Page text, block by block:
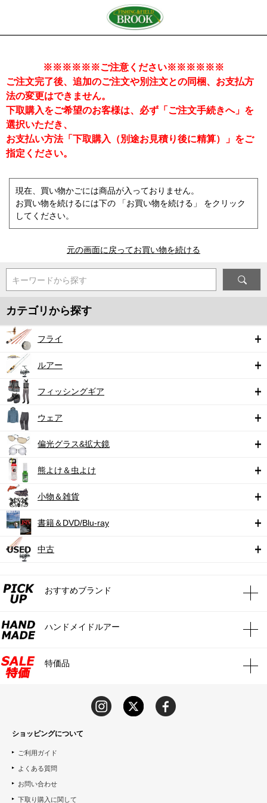
※※※※※※ご注意ください※※※※※※
ご注文完了後、追加のご注文や別注文との同梱、お支払方
法の変更はできません。
下取購入をご希望のお客様は、必ず「ご注文手続きへ」を
選択いただき、
お支払い方法「下取購入（別途お見積り後に精算）」をご
指定ください。
現在、買い物かごには商品が入っておりません。
お買い物を続けるには下の 「お買い物を続ける」 をクリック
してください。
元の画面に戻ってお買い物を続ける
キーワードから探す
カテゴリから探す
フライ
ルアー
フィッシングギア
ウェア
偏光グラス&拡大鏡
熊よけ＆虫よけ
小物＆雑貨
書籍＆DVD/Blu-ray
中古
おすすめブランド
ハンドメイドルアー
特価品
ショッピングについて
ご利用ガイド
よくある質問
お問い合わせ
下取り購入に関して